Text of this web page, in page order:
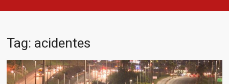
Tag: acidentes